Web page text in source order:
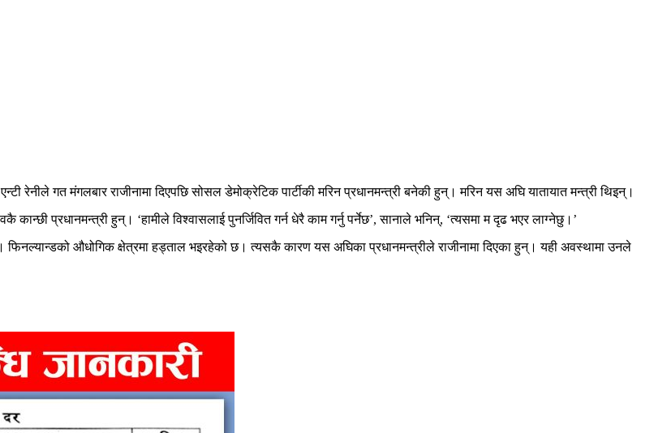
रेनीले गत मंगलबार राजीनामा दिएपछि सोसल डेमोक्रेटिक पार्टीकी मरिन प्रधानमन्त्री बनेकी हुन्। मरिन यस अघि यातायात मन्त्री थिइन्।
कान्छी प्रधानमन्त्री हुन्। ‘हामीले विश्वासलाई पुनर्जिवित गर्न धेरै काम गर्नु पर्नेछ’, सानाले भनिन्, ‘त्यसमा म दृढ भएर लाग्नेछु।’
औधोगिक क्षेत्रमा हड्ताल भइरहेको छ। त्यसकै कारण यस अघिका प्रधानमन्त्रीले राजीनामा दिएका हुन्। यही अवस्थामा उनले